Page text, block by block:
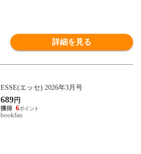
詳細を見る
ESSE(エッセ) 2026年3月号
689円
6
bookfan